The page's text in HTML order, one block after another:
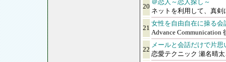
20
＠恋人～恋人探し～
ネットを利用して、真
21
女性を自由自在に操る会
Advance Communication
22
メールと会話だけで片
恋愛テクニック 瀬名晴